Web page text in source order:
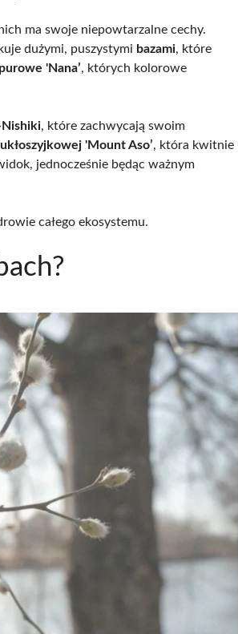
ma swoje niepowtarzalne cechy.
dużymi, puszystymi bazami, które
'Nana’, których kolorowe
Nishiki, które zachwycają swoim
'Mount Aso’, która kwitnie
jednocześnie będąc ważnym
całego ekosystemu.